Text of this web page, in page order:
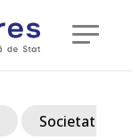
Societate